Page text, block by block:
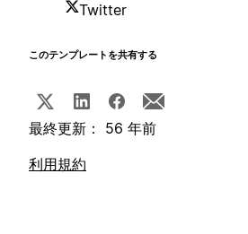
Twitter
このテンプレートを共有する
最終更新： 56 年前
利用規約